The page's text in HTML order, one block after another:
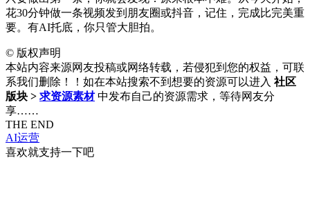
花30分钟做一条视频发到朋友圈或抖音，记住，完成比完美重
要。有AI托底，你只管大胆拍。
© 版权声明
本站内容来源网友投稿或网络转载，若侵犯到您的权益，可联
系我们删除！！如在本站搜索不到想要的资源可以进入 社区
版块 > 求资源素材 中发布自己的资源需求，等待网友分
享……
THE END
AI运营
喜欢就支持一下吧